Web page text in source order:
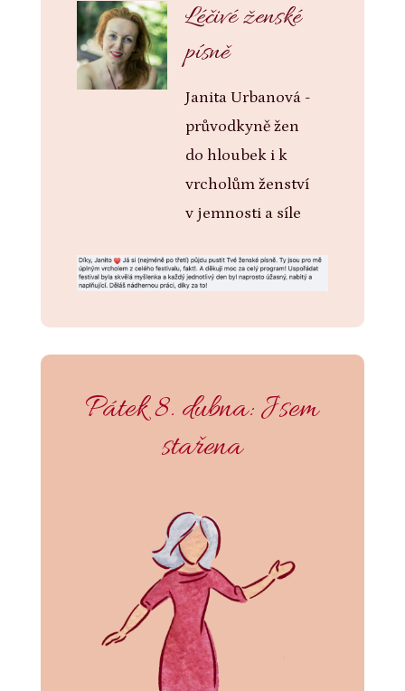
Léčivé ženské
písně
Janita Urbanová -
průvodkyně žen
do hloubek i k
vrcholům ženství
v jemnosti a síle
Pátek 8. dubna: Jsem
stařena